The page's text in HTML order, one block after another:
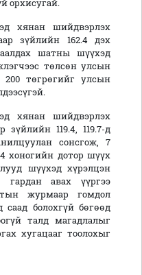
орхисугай.
хянан шийдвэрлэх
зүйлийн 162.4 дэх
шатны шүүхэд
төлсөн улсын
төгрөгийг улсын
хянан шийдвэрлэх
зүйлийн 119.4, 119.7-д
сонсгож, 7
хоногийн дотор шүүх
шүүхэд хүрэлцэн
авах үүргээ
журмаар гомдол
саад болохгүй бөгөөд
талд магадлалыг
хугацааг тоолохыг